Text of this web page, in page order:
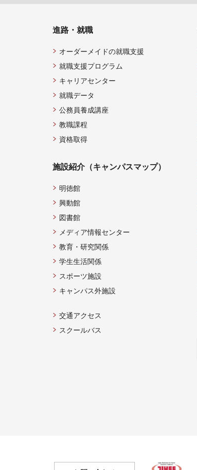
進路・就職
オーダーメイドの就職支援
就職支援プログラム
キャリアセンター
就職データ
公務員養成講座
教職課程
資格取得
施設紹介（キャンパスマップ）
明徳館
興動館
図書館
メディア情報センター
教育・研究関係
学生生活関係
スポーツ施設
キャンパス外施設
交通アクセス
スクールバス